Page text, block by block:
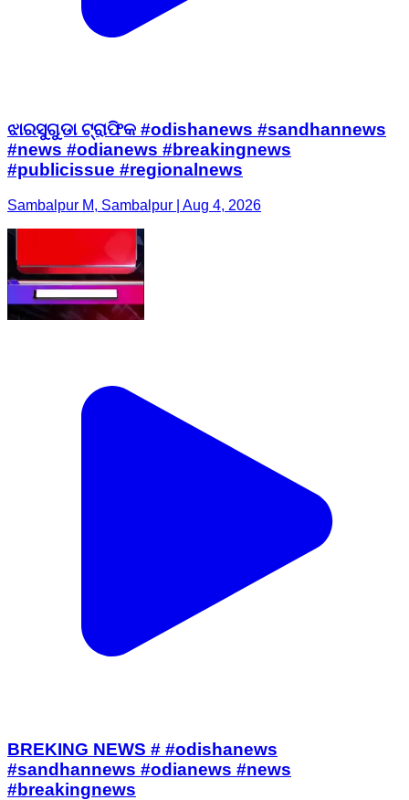
ଝାରସୁଗୁଡା ଟ୍ରାଫିକ #odishanews #sandhannews
#news #odianews #breakingnews
#publicissue #regionalnews
Sambalpur M, Sambalpur | Aug 4, 2026
BREKING NEWS # #odishanews
#sandhannews #odianews #news
#breakingnews